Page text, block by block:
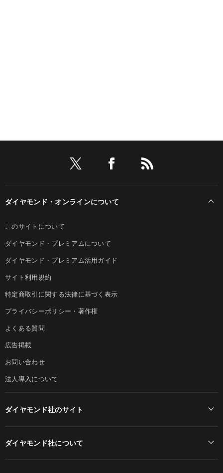
ダイヤモンド・オンラインについて
このサイトについて
ダイヤモンド・プレミアムについて
ダイヤモンド・プレミアム活用ガイド
サイト利用規約
特定商取引に関する法律に基づく表示
プライバシーポリシー・著作権
よくある質問
広告掲載
お問い合わせ
法人導入について
ダイヤモンド社のサイト
ダイヤモンド社について